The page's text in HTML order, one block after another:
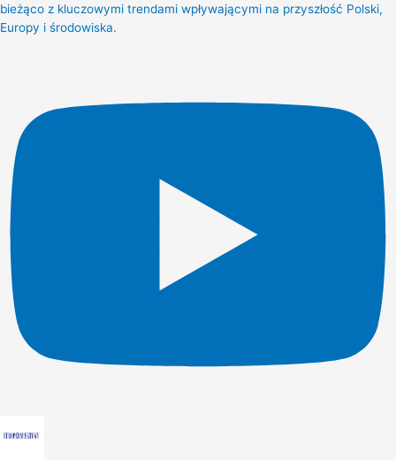
bieżąco z kluczowymi trendami wpływającymi na przyszłość Polski,
Europy i środowiska.